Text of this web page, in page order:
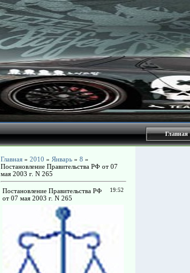
Главная
Главная » 2010 » Январь » 8 »
Постановление Правительства РФ от 07
мая 2003 г. N 265
19:52
Постановление Правительства РФ
от 07 мая 2003 г. N 265